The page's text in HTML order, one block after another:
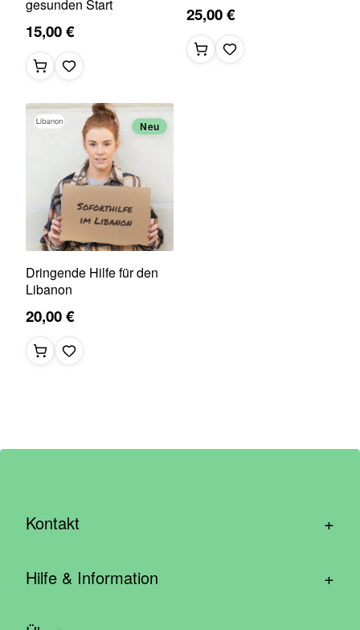
gesunden Start
15,00 €
25,00 €
Neu
Dringende Hilfe für den
Libanon
20,00 €
Kontakt +
Kontaktformular
Hilfe & Information +